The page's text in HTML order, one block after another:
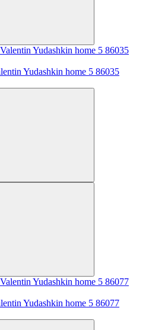
Yudashkin home 5 86035
Yudashkin home 5 86077